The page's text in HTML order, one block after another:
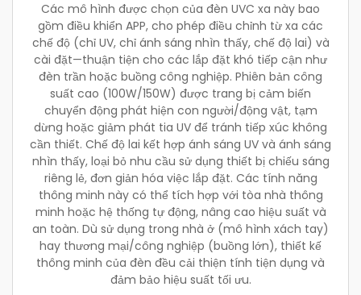
Các mô hình được chọn của đèn UVC xa này bao
gồm điều khiển APP, cho phép điều chỉnh từ xa các
chế độ (chỉ UV, chỉ ánh sáng nhìn thấy, chế độ lai) và
cài đặt—thuận tiện cho các lắp đặt khó tiếp cận như
đèn trần hoặc buồng công nghiệp. Phiên bản công
suất cao (100W/150W) được trang bị cảm biến
chuyển động phát hiện con người/động vật, tạm
dừng hoặc giảm phát tia UV để tránh tiếp xúc không
cần thiết. Chế độ lai kết hợp ánh sáng UV và ánh sáng
nhìn thấy, loại bỏ nhu cầu sử dụng thiết bị chiếu sáng
riêng lẻ, đơn giản hóa việc lắp đặt. Các tính năng
thông minh này có thể tích hợp với tòa nhà thông
minh hoặc hệ thống tự động, nâng cao hiệu suất và
an toàn. Dù sử dụng trong nhà ở (mô hình xách tay)
hay thương mại/công nghiệp (buồng lớn), thiết kế
thông minh của đèn đều cải thiện tính tiện dụng và
đảm bảo hiệu suất tối ưu.